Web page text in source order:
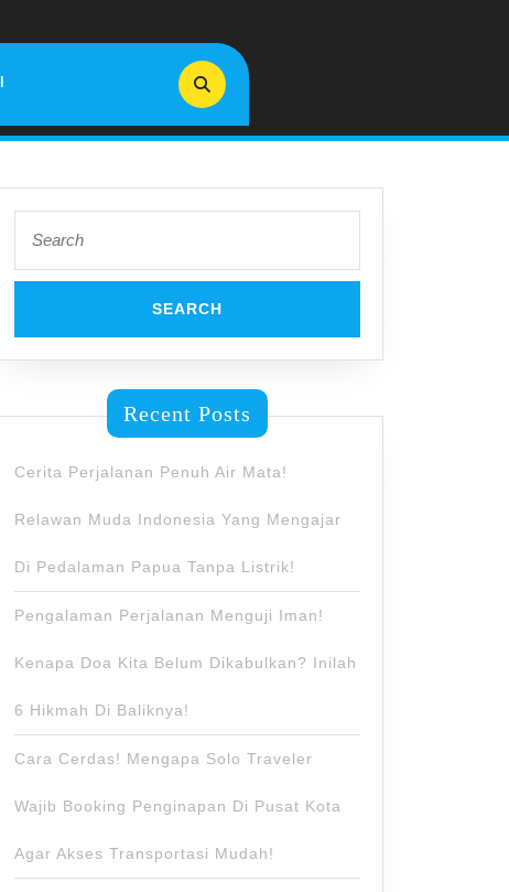
for:
Recent Posts
Cerita Perjalanan Penuh Air Mata!
Relawan Muda Indonesia Yang Mengajar
Di Pedalaman Papua Tanpa Listrik!
Pengalaman Perjalanan Menguji Iman!
Kenapa Doa Kita Belum Dikabulkan? Inilah
6 Hikmah Di Baliknya!
Cara Cerdas! Mengapa Solo Traveler
Wajib Booking Penginapan Di Pusat Kota
Agar Akses Transportasi Mudah!